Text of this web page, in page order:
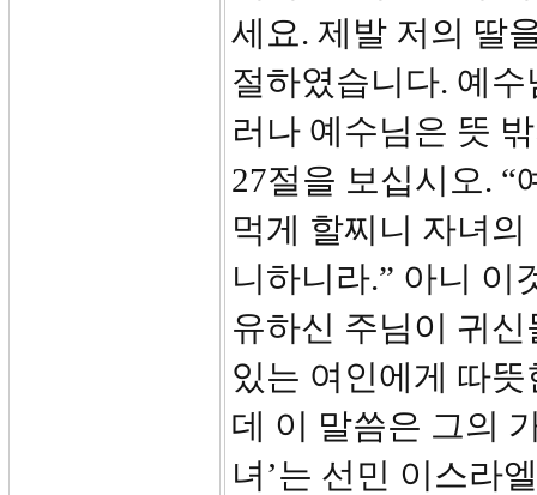
세요. 제발 저의 딸
절하였습니다. 예
러나 예수님은 뜻
27절을 보십시오. “
먹게 할찌니 자녀
니하니라.” 아니 이
유하신 주님이 귀
있는 여인에게 따
데 이 말씀은 그의
녀’는 선민 이스라